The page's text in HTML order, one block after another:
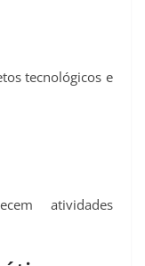
tecnológicos e
atividades